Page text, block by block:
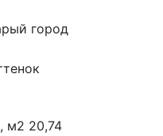
город
м2 20,74